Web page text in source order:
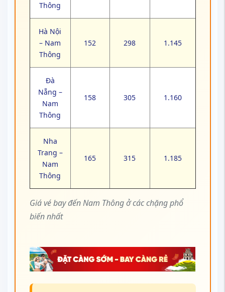
Giá vé bay đến Nam Thông ở các chặng phổ
biến nhất
Thông
Hà Nội
– Nam
Thông
152 298 1.145
Đà
Nẵng –
Nam
Thông
158 305 1.160
Nha
Trang –
Nam
Thông
165 315 1.185